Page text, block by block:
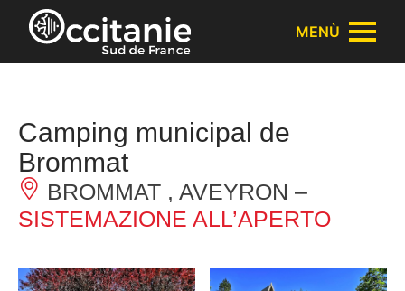
Pannello di gestione dei cookies
MENÙ
Camping municipal de
Brommat
BROMMAT , AVEYRON –
SISTEMAZIONE ALL’APERTO